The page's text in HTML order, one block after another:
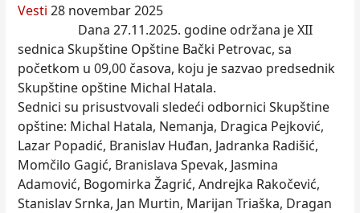
Vesti 28 novembar 2025
Dana 27.11.2025. godine održana je XII
sednica Skupštine Opštine Bački Petrovac, sa
početkom u 09,00 časova, koju je sazvao predsednik
Skupštine opštine Michal Hatala.
Sednici su prisustvovali sledeći odbornici Skupštine
opštine: Michal Hatala, Nemanja, Dragica Pejković,
Lazar Popadić, Branislav Huđan, Jadranka Radišić,
Momčilo Gagić, Branislava Spevak, Jasmina
Adamović, Bogomirka Žagrić, Andrejka Rakočević,
Stanislav Srnka, Jan Murtin, Marijan Triaška, Dragan